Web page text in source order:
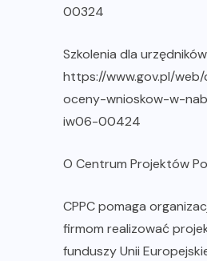
00324
Szkolenia dla
https://www.gov.pl/
oceny-wnioskow-w-
iw06-00424
O Centrum Projektów
CPPC pomaga
firmom realizować
funduszy Unii